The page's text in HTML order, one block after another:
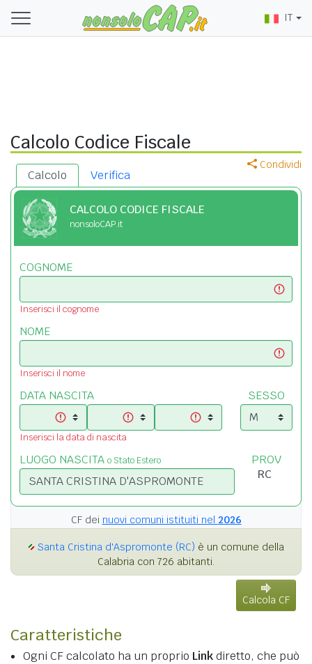
IT
Calcolo Codice Fiscale
Condividi
Calcolo Verifica
CALCOLO CODICE FISCALE
nonsoloCAP.it
COGNOME
Inserisci il cognome
NOME
Inserisci il nome
DATA NASCITA
Inserisci la data di nascita
SESSO
LUOGO NASCITA o Stato Estero PROV
CF dei nuovi comuni istituiti nel 2026
Santa Cristina d'Aspromonte (RC) è un comune della
Calabria con 726 abitanti.
Calcola CF
Caratteristiche
Ogni CF calcolato ha un proprio Linkdiretto, che può